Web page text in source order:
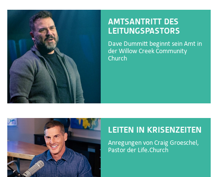
AMTSANTRITT DES
LEITUNGSPASTORS
Dave Dummitt beginnt sein Amt in
der Willow Creek Community
Church
LEITEN IN KRISENZEITEN
Anregungen von Craig Groeschel,
Pastor der Life.Church